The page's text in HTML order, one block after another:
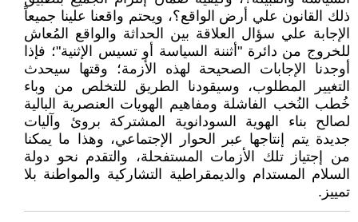
ذلك القانون علي أرض الواقع؟، ويحتم واقعنا علينا جميعاً
الإجابة علي سؤال العلاقة بين الحداثة والواقع المُعاش
للخروج من دائرة "أثننة السياسة أو تسيس الإثنية"؛ فإذا
أوجدنا الإجابات الصحيحة لهذه الأزمة؛ وقتها سيحدث
التغيير المطلوب، وسيقودنا الطريق للتخلص من وباء
خُطب النُخب الفاشلة ومفاهيم الهويات العنصرية البالية
لصالح بناء الهوية السودانوية المشتركة بروئ وآليات
جديدة يتم إنتاجها عبر الحوار الإجتماعي، وهذا ما يمكنا
من إجتياز تلك الأزمات المستفحلة، والتقدم نحو دولة
السلام المستدام والديمقراطية التشاركية والمواطنة بلا
تمييز.